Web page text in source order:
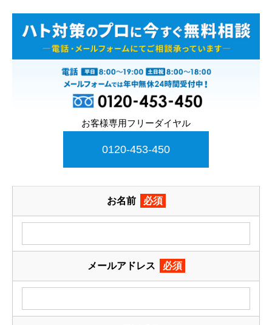
お客様専用フリーダイヤル
0120-453-450
お名前 必須
メールアドレス 必須